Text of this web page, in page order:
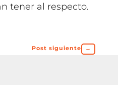
tener al respecto.
Post siguiente →